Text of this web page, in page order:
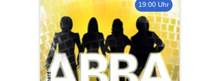
19:00 Uhr